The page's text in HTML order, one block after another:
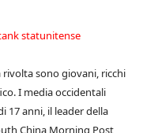
statunitense
rivolta sono giovani, ricchi
I media occidentali
17 anni, il leader della
China Morning Post